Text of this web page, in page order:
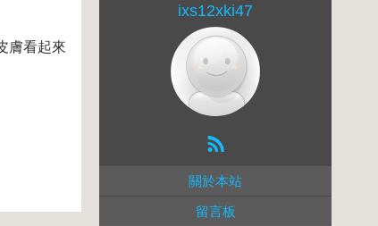
膚看起來
ixs12xki47
關於本站
留言板